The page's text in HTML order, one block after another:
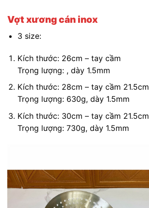
Vợt xương cán inox
3 size:
Kích thước: 26cm – tay cầm
Trọng lượng: , dày 1.5mm
Kích thước: 28cm – tay cầm 21.5cm
Trọng lượng: 630g, dày 1.5mm
Kích thước: 30cm – tay cầm 21.5cm
Trọng lượng: 730g, dày 1.5mm